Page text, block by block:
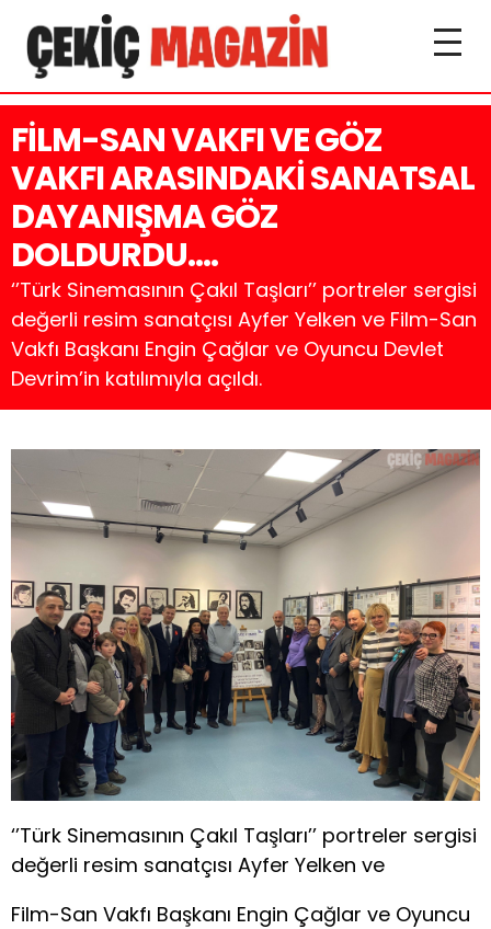
FİLM-SAN VAKFI VE GÖZ
VAKFI ARASINDAKİ SANATSAL
DAYANIŞMA GÖZ
DOLDURDU….
‘’Türk Sinemasının Çakıl Taşları’’ portreler sergisi
değerli resim sanatçısı Ayfer Yelken ve Film-San
Vakfı Başkanı Engin Çağlar ve Oyuncu Devlet
Devrim’in katılımıyla açıldı.
‘’Türk Sinemasının Çakıl Taşları’’ portreler sergisi
değerli resim sanatçısı Ayfer Yelken ve
Film-San Vakfı Başkanı Engin Çağlar ve Oyuncu